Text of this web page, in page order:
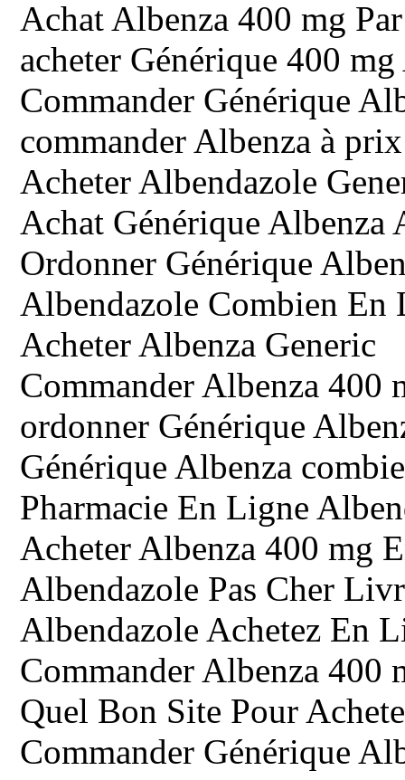
Achat Albenza 400 mg
acheter Générique 400
Commander Générique
commander Albenza à
Acheter Albendazole
Achat Générique Albenza
Ordonner Générique
Albendazole Combien En
Acheter Albenza Generic
Commander Albenza 400
ordonner Générique
Générique Albenza
Pharmacie En Ligne
Acheter Albenza 400 mg
Albendazole Pas Cher
Albendazole Achetez En
Commander Albenza 400
Quel Bon Site Pour
Commander Générique